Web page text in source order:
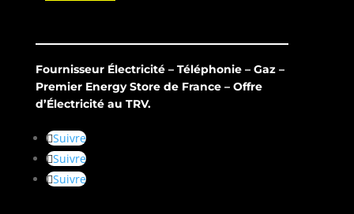
Fournisseur Électricité – Téléphonie – Gaz –
Premier Energy Store de France – Offre
d’Électricité au TRV.
Suivre
Suivre
Suivre